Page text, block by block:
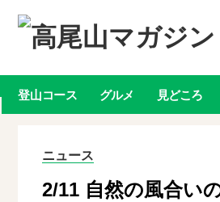
登山コース グルメ 見どころ
ニュース
2/11 自然の風合い